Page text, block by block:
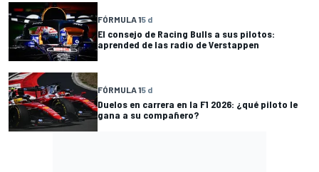
FÓRMULA 15 d
El consejo de Racing Bulls a sus pilotos:
aprended de las radio de Verstappen
FÓRMULA 15 d
Duelos en carrera en la F1 2026: ¿qué piloto le
gana a su compañero?